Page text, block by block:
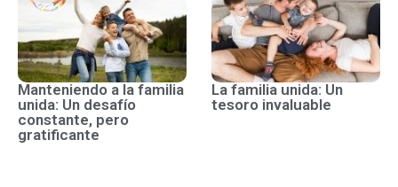
Manteniendo a la familia
unida: Un desafío
constante, pero
gratificante
La familia unida: Un
tesoro invaluable